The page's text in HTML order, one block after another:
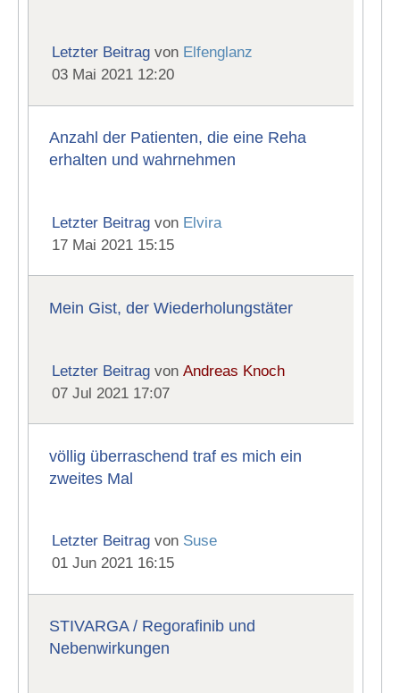
Letzter Beitrag von Elfenglanz
03 Mai 2021 12:20
Anzahl der Patienten, die eine Reha
erhalten und wahrnehmen
Letzter Beitrag von Elvira
17 Mai 2021 15:15
Mein Gist, der Wiederholungstäter
Letzter Beitrag vonAndreas Knoch
07 Jul 2021 17:07
völlig überraschend traf es mich ein
zweites Mal
Letzter Beitrag von Suse
01 Jun 2021 16:15
STIVARGA / Regorafinib und
Nebenwirkungen